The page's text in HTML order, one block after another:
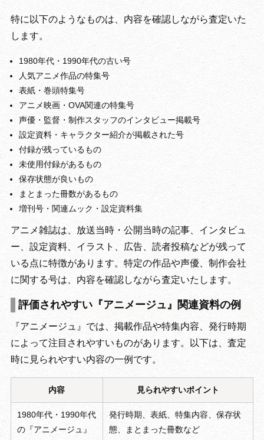
特に以下のようなものは、内容を確認しながら査定いた
します。
1980年代・1990年代の古い号
人気アニメ作品の特集号
表紙・巻頭特集号
アニメ映画・OVA関連の特集号
声優・監督・制作スタッフのインタビュー掲載号
設定資料・キャラクター紹介が掲載された号
付録が残っているもの
未使用付録があるもの
保存状態が良いもの
まとまった冊数があるもの
増刊号・関連ムック・設定資料集
アニメ雑誌は、放送当時・公開当時の記事、インタビュ
ー、設定資料、イラスト、広告、読者投稿などが残って
いる点に特徴があります。特定の作品や声優、制作会社
に関する号は、内容を確認しながら査定いたします。
評価されやすい『アニメージュ』関連資料の例
『アニメージュ』では、掲載作品や特集内容、発行時期
によって注目されやすいものがあります。以下は、査定
時に見られやすい内容の一例です。
内容 見られやすいポイント
1980年代・1990年代
の『アニメージュ』
発行時期、表紙、特集内容、保存状
態、まとまった冊数など